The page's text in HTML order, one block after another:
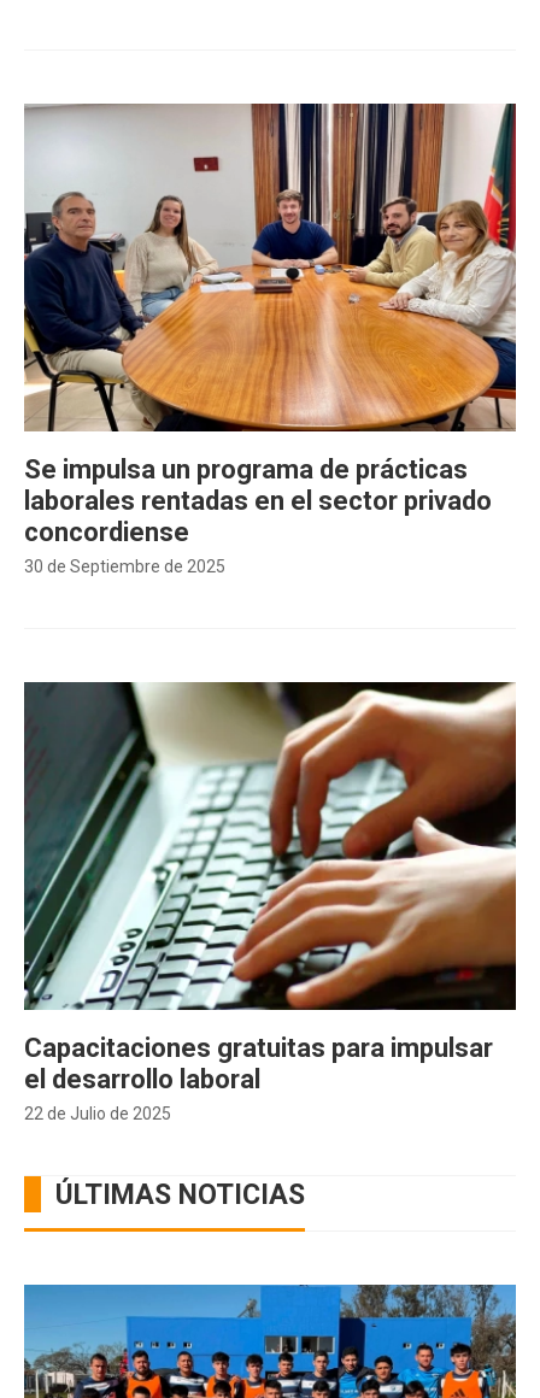
30 de Septiembre de 2025
Se impulsa un programa de prácticas
laborales rentadas en el sector privado
concordiense
22 de Julio de 2025
Capacitaciones gratuitas para impulsar
el desarrollo laboral
ÚLTIMAS NOTICIAS